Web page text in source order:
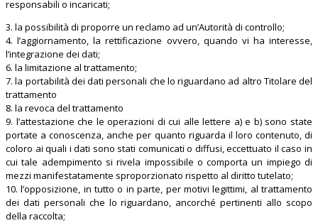
responsabili o incaricati;
3. la possibilità di proporre un reclamo ad un’Autorità di controllo;
4. l’aggiornamento, la rettificazione ovvero, quando vi ha interesse,
l’integrazione dei dati;
6. la limitazione al trattamento;
7. la portabilità dei dati personali che lo riguardano ad altro Titolare del
trattamento
8. la revoca del trattamento
9. l’attestazione che le operazioni di cui alle lettere a) e b) sono state
portate a conoscenza, anche per quanto riguarda il loro contenuto, di
coloro ai quali i dati sono stati comunicati o diffusi, eccettuato il caso in
cui tale adempimento si rivela impossibile o comporta un impiego di
mezzi manifestatamente sproporzionato rispetto al diritto tutelato;
10. l’opposizione, in tutto o in parte, per motivi legittimi, al trattamento
dei dati personali che lo riguardano, ancorché pertinenti allo scopo
della raccolta;